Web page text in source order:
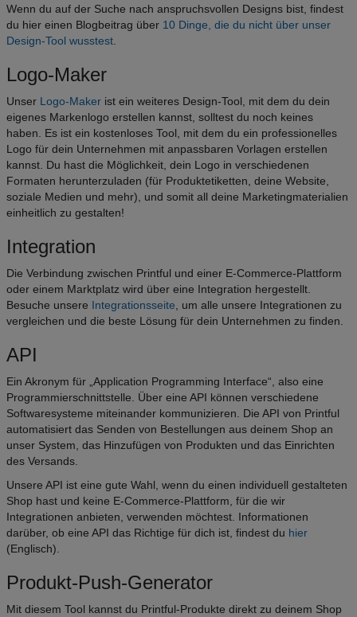
Wenn du auf der Suche nach anspruchsvollen Designs bist, findest
du hier einen Blogbeitrag über 10 Dinge, die du nicht über unser
Design-Tool wusstest
Logo-Maker
Unser Logo-Maker ist ein weiteres Design-Tool, mit dem du dein
eigenes Markenlogo erstellen kannst, solltest du noch keines
haben. Es ist ein kostenloses Tool, mit dem du ein professionelles
Logo für dein Unternehmen mit anpassbaren Vorlagen erstellen
kannst. Du hast die Möglichkeit, dein Logo in verschiedenen
Formaten herunterzuladen (für Produktetiketten, deine Website,
soziale Medien und mehr), und somit all deine Marketingmaterialien
einheitlich zu gestalten!
Integration
Die Verbindung zwischen Printful und einer E-Commerce-Plattform
oder einem Marktplatz wird über eine Integration hergestellt.
Besuche unsere Integrationsseite , um alle unsere Integrationen zu
vergleichen und die beste Lösung für dein Unternehmen zu finden.
API
Ein Akronym für „Application Programming Interface“, also eine
Programmierschnittstelle. Über eine API können verschiedene
Softwaresysteme miteinander kommunizieren. Die API von Printful
automatisiert das Senden von Bestellungen aus deinem Shop an
unser System, das Hinzufügen von Produkten und das Einrichten
des Versands.
Unsere API ist eine gute Wahl, wenn du einen individuell gestalteten
Shop hast und keine E-Commerce-Plattform, für die wir
Integrationen anbieten, verwenden möchtest. Informationen
darüber, ob eine API das Richtige für dich ist, findest du hier
(Englisch).
Produkt-Push-Generator
Mit diesem Tool kannst du Printful-Produkte direkt zu deinem Shop